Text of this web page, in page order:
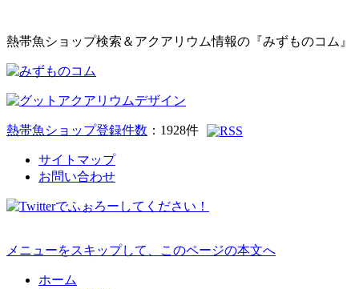
熱帯魚ショップ検索＆アクアリウム情報の『みずものコム』
熱帯魚ショップ登録件数 ： 1928件
サイトマップ
お問い合わせ
メニューをスキップして、このページの本文へ
ホーム